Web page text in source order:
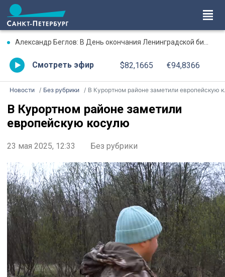
Александр Беглов: В День окончания Ленинградской битвы три городских моста соединит Лента Ленинградской Победы, будут зажжены факелы Ростральных колонн
Смотреть эфир $82,1665 €94,8366
Новости Без рубрики В Курортном районе заметили европейскую косулю
В Курортном районе заметили
европейскую косулю
23 мая 2025, 12:33 Без рубрики